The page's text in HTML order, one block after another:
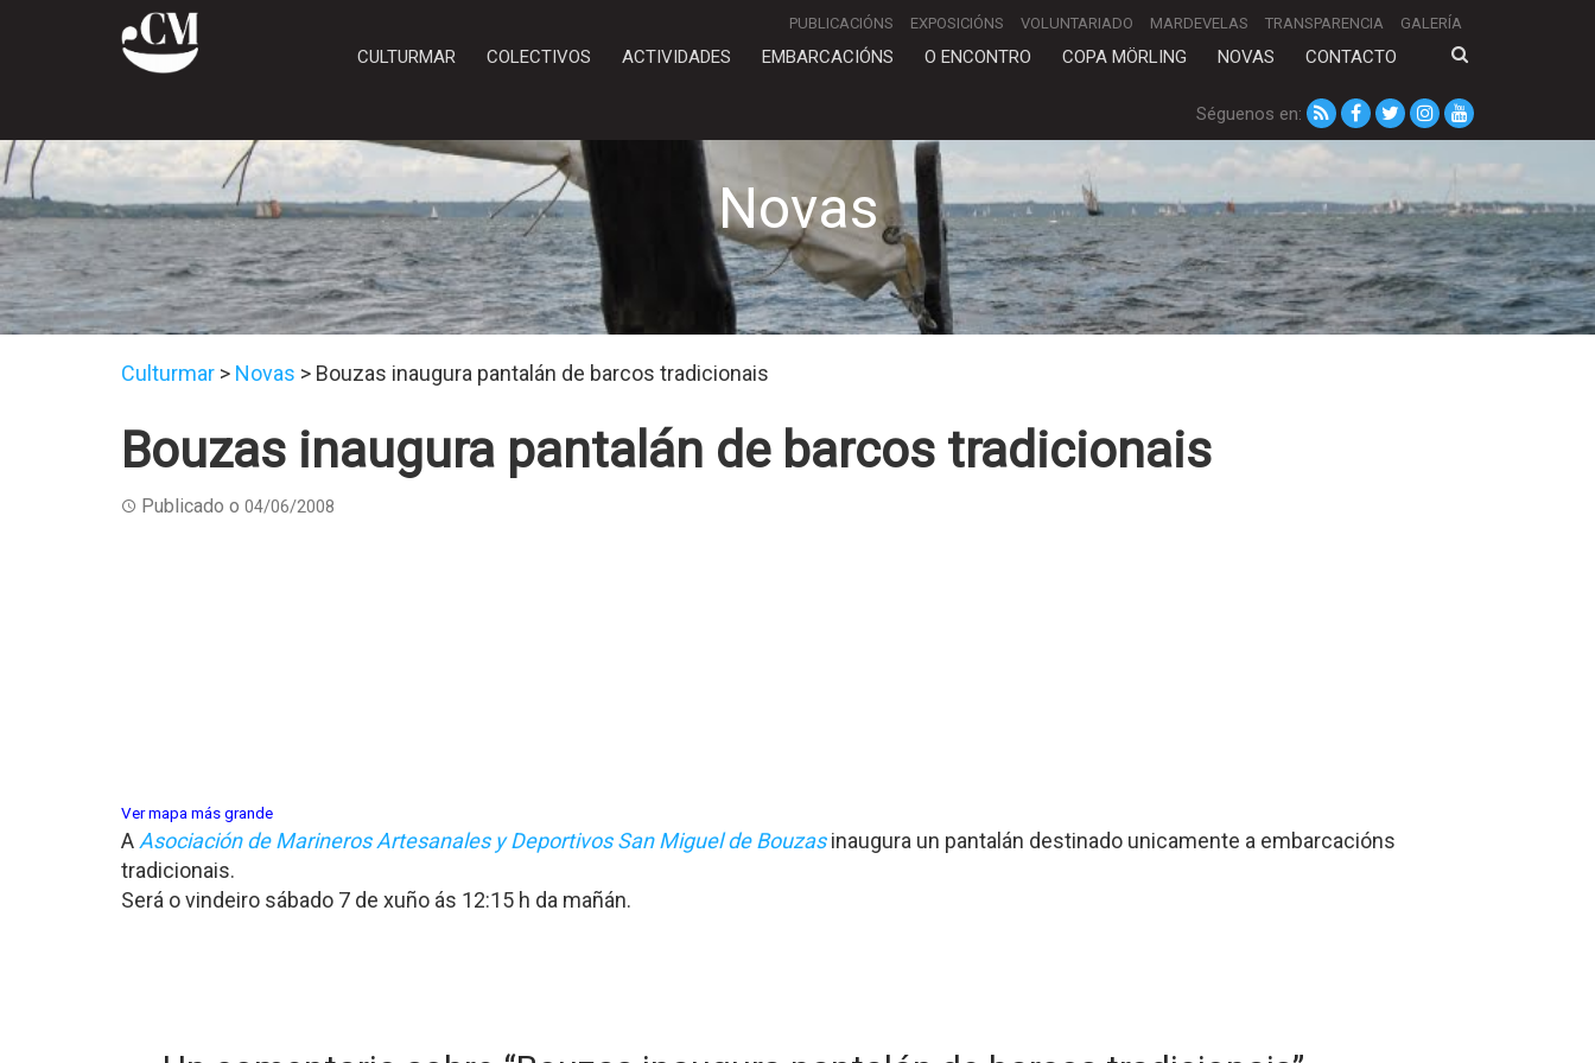
PUBLICACIÓNS EXPOSICIÓNS VOLUNTARIADO MARDEVELAS TRANSPARENCIA GALERÍA
CULTURMAR COLECTIVOS ACTIVIDADES EMBARCACIÓNS O ENCONTRO COPA MÖRLING NOVAS CONTACTO
Séguenos en:
Novas
Culturmar > Novas > Bouzas inaugura pantalán de barcos tradicionais
Bouzas inaugura pantalán de barcos tradicionais
Publicado o 04/06/2008
Ver mapa más grande
A Asociación de Marineros Artesanales y Deportivos San Miguel de Bouzasinaugura un pantalán destinado unicamente a embarcacións
tradicionais.
Será o vindeiro sábado 7 de xuño ás 12:15 h da mañán.